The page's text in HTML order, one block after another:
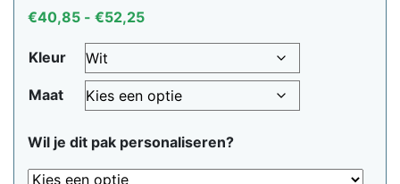
€40,85 - €52,25Prijsklasse:
€52,25
Kleur
Maat
Wil je dit pak personaliseren?